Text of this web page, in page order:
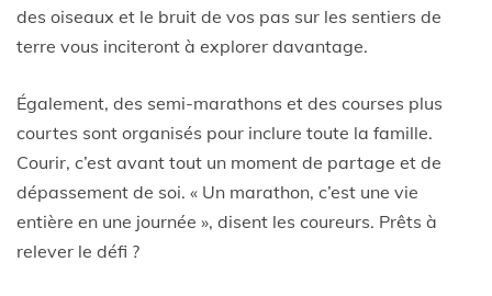
des oiseaux et le bruit de vos pas sur les sentiers de
terre vous inciteront à explorer davantage.
Également, des semi-marathons et des courses plus
courtes sont organisés pour inclure toute la famille.
Courir, c’est avant tout un moment de partage et de
dépassement de soi. « Un marathon, c’est une vie
entière en une journée », disent les coureurs. Prêts à
relever le défi ?